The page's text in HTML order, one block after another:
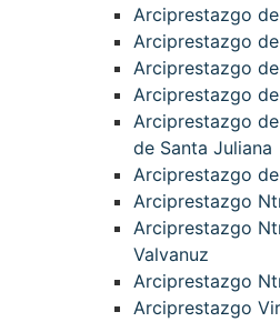
Arciprestazgo
Arciprestazgo
Arciprestazgo
Arciprestazgo
Arciprestazgo
de Santa Juliana
Arciprestazgo
Arciprestazgo
Arciprestazgo
Valvanuz
Arciprestazgo
Arciprestazgo